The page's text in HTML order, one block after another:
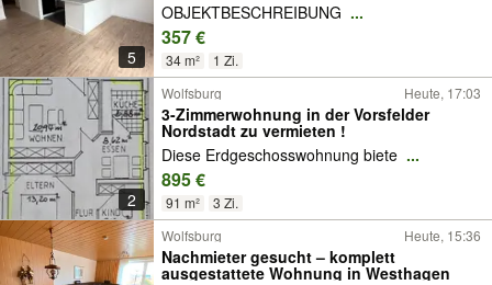
5
OBJEKTBESCHREIBUNG ...
357 €
34 m² 1 Zi.
2
Wolfsburg Heute, 17:03
3-Zimmerwohnung in der Vorsfelder
Nordstadt zu vermieten !
Diese Erdgeschosswohnung biete ...
895 €
91 m² 3 Zi.
Wolfsburg Heute, 15:36
Nachmieter gesucht – komplett
ausgestattete Wohnung in Westhagen